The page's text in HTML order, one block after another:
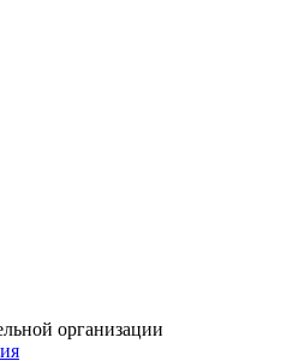
организации